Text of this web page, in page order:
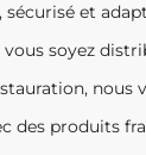
sécurisé et
vous soyez
nous
des produits